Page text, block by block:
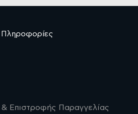
Πληροφορίες
Επιστροφής Παραγγελίας